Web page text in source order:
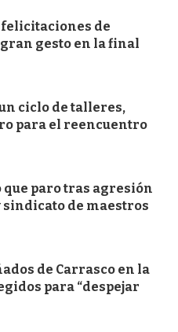
de
gesto en la final
ciclo de talleres,
para el reencuentro
que paro tras agresión
de maestros
de Carrasco en la
para “despejar